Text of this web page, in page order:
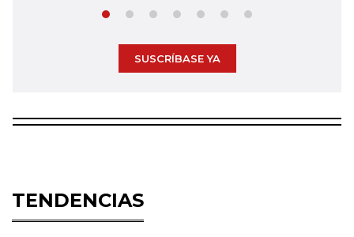
SUSCRÍBASE YA
TENDENCIAS